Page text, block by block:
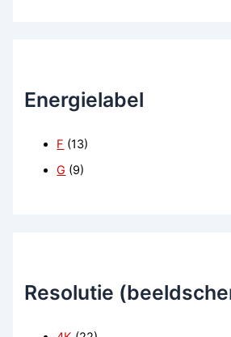
Energielabel
F (13)
G (9)
Resolutie